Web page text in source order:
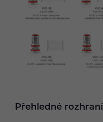
Přehledné rozhraní